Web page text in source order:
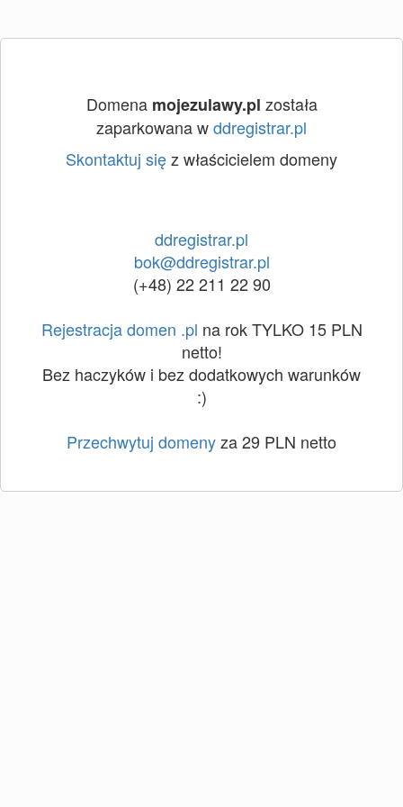
Domena mojezulawy.pl została
zaparkowana wddregistrar.pl
Skontaktuj sięz właścicielem domeny
ddregistrar.pl
bok@ddregistrar.pl
(+48) 22 211 22 90
Rejestracja domen .pl na rok TYLKO 15 PLN
netto!
Bez haczyków i bez dodatkowych warunków
:)
Przechwytuj domenyza 29 PLN netto